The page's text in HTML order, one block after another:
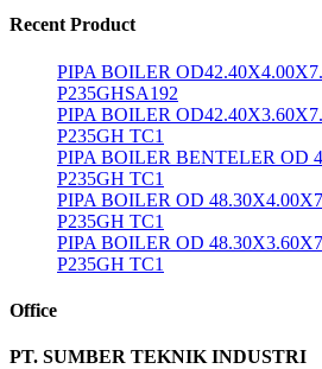
Recent Product
PIPA BOILER
P235GHSA192
PIPA BOILER
P235GH TC1
PIPA BOILER BENTELER OD
P235GH TC1
PIPA BOILER OD
P235GH TC1
PIPA BOILER OD
P235GH TC1
Office
PT. SUMBER TEKNIK INDUSTRI